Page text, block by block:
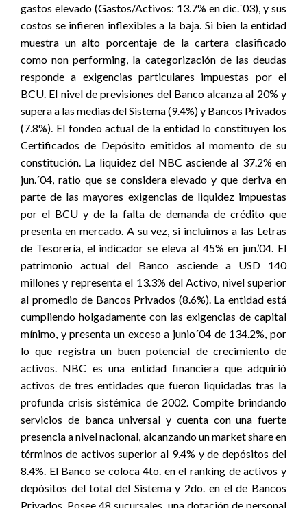
gastos elevado (Gastos/Activos: 13.7% en dic.´03), y sus
costos se infieren inflexibles a la baja. Si bien la entidad
muestra un alto porcentaje de la cartera clasificado
como non performing, la categorización de las deudas
responde a exigencias particulares impuestas por el
BCU. El nivel de previsiones del Banco alcanza al 20% y
supera a las medias del Sistema (9.4%) y Bancos Privados
(7.8%). El fondeo actual de la entidad lo constituyen los
Certificados de Depósito emitidos al momento de su
constitución. La liquidez del NBC asciende al 37.2% en
jun.´04, ratio que se considera elevado y que deriva en
parte de las mayores exigencias de liquidez impuestas
por el BCU y de la falta de demanda de crédito que
presenta en mercado. A su vez, si incluimos a las Letras
de Tesorería, el indicador se eleva al 45% en jun.’04. El
patrimonio actual del Banco asciende a USD 140
millones y representa el 13.3% del Activo, nivel superior
al promedio de Bancos Privados (8.6%). La entidad está
cumpliendo holgadamente con las exigencias de capital
mínimo, y presenta un exceso a junio´04 de 134.2%, por
lo que registra un buen potencial de crecimiento de
activos. NBC es una entidad financiera que adquirió
activos de tres entidades que fueron liquidadas tras la
profunda crisis sistémica de 2002. Compite brindando
servicios de banca universal y cuenta con una fuerte
presencia a nivel nacional, alcanzando un market share en
términos de activos superior al 9.4% y de depósitos del
8.4%. El Banco se coloca 4to. en el ranking de activos y
depósitos del total del Sistema y 2do. en el de Bancos
Privados. Posee 48 sucursales, una dotación de personal